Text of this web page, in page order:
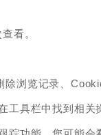
看。
浏览记录、
工具栏中找到相关